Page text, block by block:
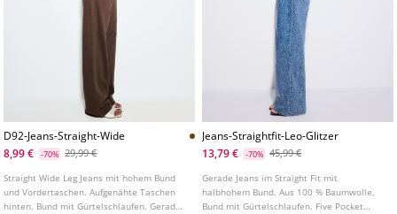
D92-Jeans-Straight-Wide
8,99 €
-70% 29,99 €
Straight Wide Leg Jeans mit hohem Bund
und Vordertaschen. Aufgenähte Taschen
hinten. Bund mit Gürtelschlaufen. Gerades,
Jeans-Straightfit-Leo-Glitzer
13,79 €
-70% 45,99 €
Gerade Jeans im Straight Fit mit
halbhohem Bund. Aus 100 % Baumwolle.
Bund mit Gürtelschlaufen. Five Pocket